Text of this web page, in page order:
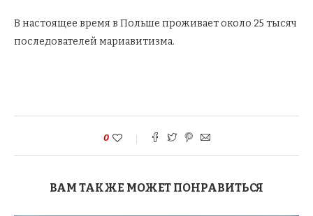
В настоящее время в Польше проживает около 25 тысяч
последователей мариавитизма.
0
ВАМ ТАКЖЕ МОЖЕТ ПОНРАВИТЬСЯ